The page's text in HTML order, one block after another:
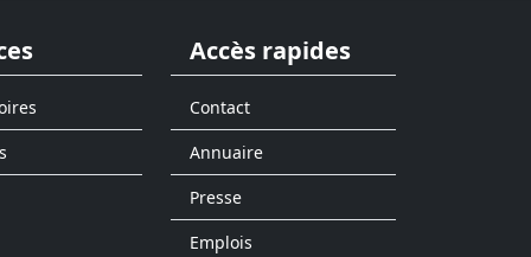
Accès rapides
Contact
Annuaire
Presse
Emplois